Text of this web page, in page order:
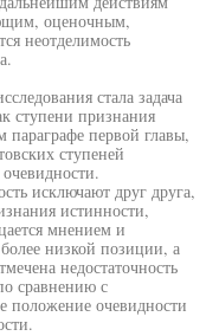
оценочным,
неотделимость
стала задача
ступени признания
первой главы,
ступеней
исключают друг друга,
истинности,
мнением и
низкой позиции, а
недостаточность
сравнению с
положение очевидности